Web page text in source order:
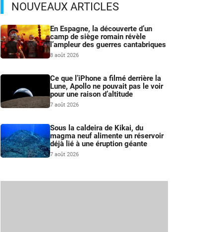
NOUVEAUX ARTICLES
En Espagne, la découverte d’un
camp de siège romain révèle
l’ampleur des guerres cantabriques
8 août 2026
Ce que l’iPhone a filmé derrière la
Lune, Apollo ne pouvait pas le voir
pour une raison d’altitude
7 août 2026
Sous la caldeira de Kikai, du
magma neuf alimente un réservoir
déjà lié à une éruption géante
7 août 2026